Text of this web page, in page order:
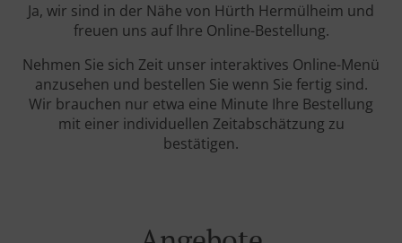
Ja, wir sind in der Nähe von Hürth Hermülheim und
freuen uns auf Ihre Online-Bestellung.
Nehmen Sie sich Zeit unser interaktives Online-Menü
anzusehen und bestellen Sie wenn Sie fertig sind.
Wir brauchen nur etwa eine Minute Ihre Bestellung
mit einer individuellen Zeitabschätzung zu
bestätigen.